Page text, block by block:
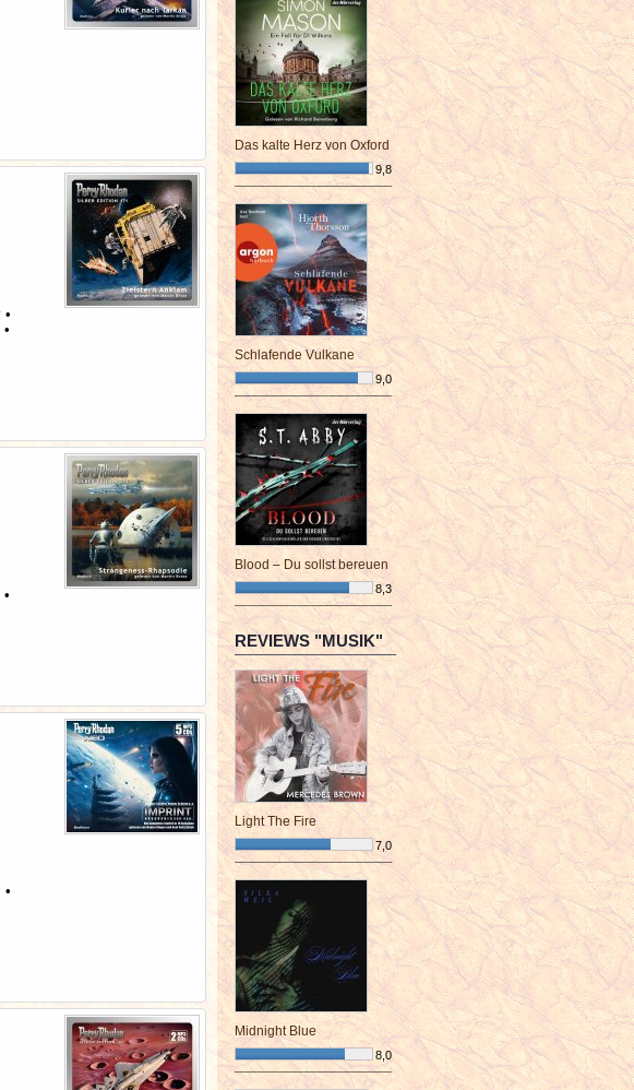
Das kalte Herz von Oxford
9,8
¯¯¯¯¯¯¯¯¯¯¯¯¯¯¯¯¯¯¯¯¯¯¯¯
Schlafende Vulkane
9,0
¯¯¯¯¯¯¯¯¯¯¯¯¯¯¯¯¯¯¯¯¯¯¯¯
Blood – Du sollst bereuen
8,3
¯¯¯¯¯¯¯¯¯¯¯¯¯¯¯¯¯¯¯¯¯¯¯¯
REVIEWS "MUSIK"
Light The Fire
7,0
¯¯¯¯¯¯¯¯¯¯¯¯¯¯¯¯¯¯¯¯¯¯¯¯
Midnight Blue
8,0
¯¯¯¯¯¯¯¯¯¯¯¯¯¯¯¯¯¯¯¯¯¯¯¯